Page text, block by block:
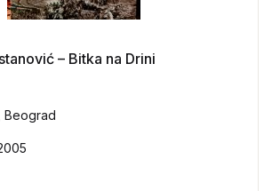
– Bitka na Drini
Beograd